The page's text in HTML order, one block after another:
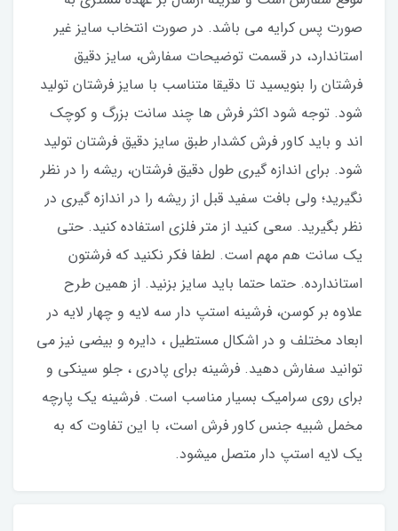
صورت پس کرایه می باشد. در صورت انتخاب سایز غیر
استاندارد، در قسمت توضیحات سفارش، سایز دقیق
فرشتان را بنویسید تا دقیقا متناسب با سایز فرشتان تولید
شود. توجه شود اکثر فرش ها چند سانت بزرگ و کوچک
اند و باید کاور فرش کشدار طبق سایز دقیق فرشتان تولید
شود. برای اندازه گیری طول دقیق فرشتان، ریشه را در نظر
نگیرید؛ ولی بافت سفید قبل از ریشه را در اندازه گیری در
نظر بگیرید. سعی کنید از متر فلزی استفاده کنید. حتی
یک سانت هم مهم است. لطفا فکر نکنید که فرشتون
استاندارده. حتما حتما باید سایز بزنید. از همین طرح
علاوه بر کوسن، فرشینه استپ دار سه لایه و چهار لایه در
ابعاد مختلف و در اشکال مستطیل ، دایره و بیضی نیز می
توانید سفارش دهید. فرشینه برای پادری ، جلو سینکی و
برای روی سرامیک بسیار مناسب است. فرشینه یک پارچه
مخمل شبیه جنس کاور فرش است، با این تفاوت که به
یک لایه استپ دار متصل میشود.